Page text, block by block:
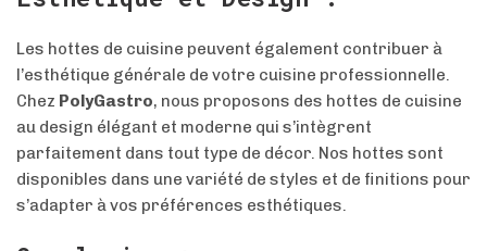
Les hottes de cuisine peuvent également contribuer à
l’esthétique générale de votre cuisine professionnelle.
Chez PolyGastro, nous proposons des hottes de cuisine
au design élégant et moderne qui s’intègrent
parfaitement dans tout type de décor. Nos hottes sont
disponibles dans une variété de styles et de finitions pour
s’adapter à vos préférences esthétiques.